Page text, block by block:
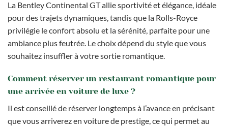
La Bentley Continental GT allie sportivité et élégance, idéale
pour des trajets dynamiques, tandis que la Rolls-Royce
privilégie le confort absolu et la sérénité, parfaite pour une
ambiance plus feutrée. Le choix dépend du style que vous
souhaitez insuffler à votre sortie romantique.
Comment réserver un restaurant romantique pour
une arrivée en voiture de luxe ?
Il est conseillé de réserver longtemps à l’avance en précisant
que vous arriverez en voiture de prestige, ce qui permet au